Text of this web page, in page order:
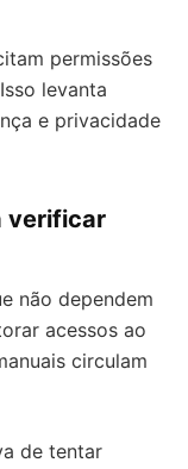
permissões
levanta
e privacidade
verificar
não dependem
acessos ao
circulam
de tentar